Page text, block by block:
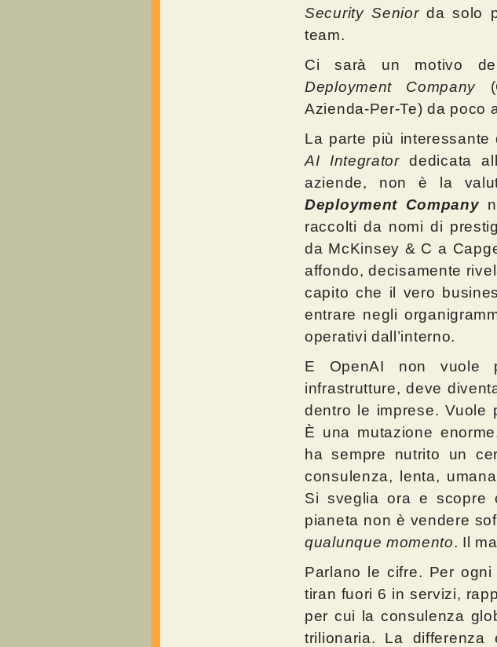
Security Seniorda solo
team.
Ci sarà un motivo
Deployment Company
Azienda-Per-Te) da poco
La parte più interessante
AI Integratordedicata
aziende, non è la
Deployment Company
raccolti da nomi di
da McKinsey & C a
affondo, decisamente
capito che il vero
entrare negli
operativi dall’interno.
E OpenAI non vuole
infrastrutture, deve
dentro le imprese. Vuole
È una mutazione
ha sempre nutrito un
consulenza, lenta,
Si sveglia ora e scopre
pianeta non è vendere
qualunque momento. Il
Parlano le cifre. Per
tiran fuori 6 in servizi,
per cui la consulenza
trilionaria. La